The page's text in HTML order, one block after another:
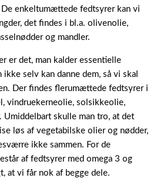
enkeltumættede fedtsyrer kan vi
det findes i bl.a. olivenolie,
og mandler.
er det, man kalder essentielle
selv kan danne dem, så vi skal
Der findes flerumættede fedtsyrer i
vindruekerneolie, solsikkeolie,
Umiddelbart skulle man tro, at det
løs af vegetabilske olier og nødder,
ikke sammen. For de
af fedtsyrer med omega 3 og
at vi får nok af begge dele.